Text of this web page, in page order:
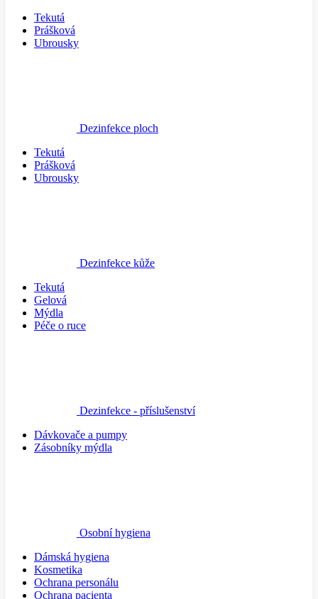
Tekutá
Prášková
Ubrousky
Dezinfekce ploch
Tekutá
Prášková
Ubrousky
Dezinfekce kůže
Tekutá
Gelová
Mýdla
Péče o ruce
Dezinfekce - příslušenství
Dávkovače a pumpy
Zásobníky mýdla
Osobní hygiena
Dámská hygiena
Kosmetika
Ochrana personálu
Ochrana pacienta